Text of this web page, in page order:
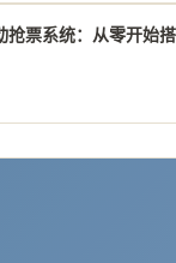
抢票系统：从零开始